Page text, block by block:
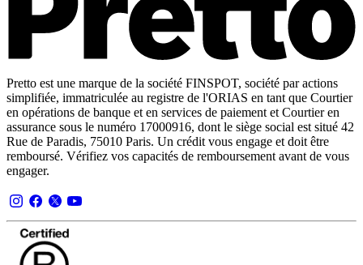
Pretto est une marque de la société FINSPOT, société par actions
simplifiée, immatriculée au registre de l'ORIAS en tant que Courtier
en opérations de banque et en services de paiement et Courtier en
assurance sous le numéro 17000916, dont le siège social est situé 42
Rue de Paradis, 75010 Paris. Un crédit vous engage et doit être
remboursé. Vérifiez vos capacités de remboursement avant de vous
engager.